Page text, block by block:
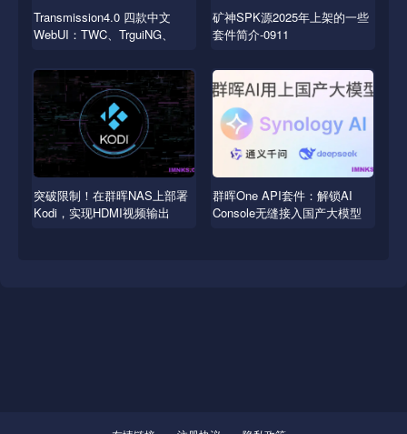
Transmission4.0 四款中文
WebUI：TWC、TrguiNG、
矿神SPK源2025年上架的一些
套件简介-0911
突破限制！在群晖NAS上部署
Kodi，实现HDMI视频输出
群晖One API套件：解锁AI
Console无缝接入国产大模型